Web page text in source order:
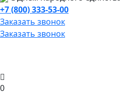
+7 (800) 333-53-00
Заказать звонок
Заказать звонок
0